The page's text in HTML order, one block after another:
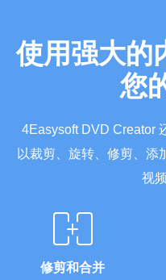
使用强大的
您
4Easysoft DVD Creator
以裁剪、旋转、修剪、添
视
修剪和合并